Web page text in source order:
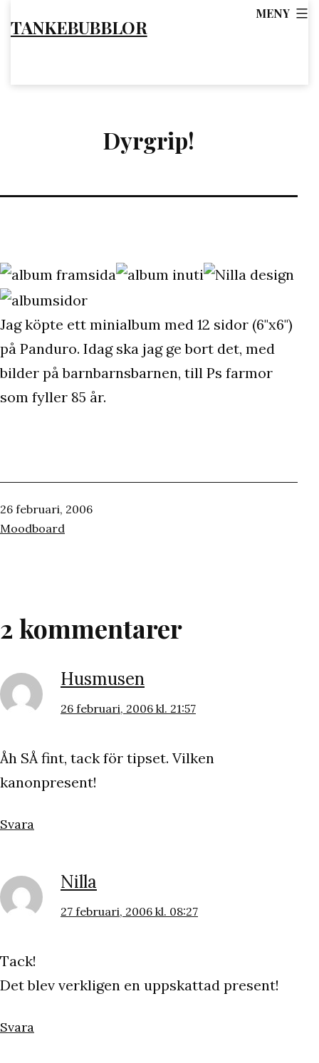
tillTANKEBUBBLOR
MENY
Dyrgrip!
Jag köpte ett minialbum med 12 sidor (6"x6")
på Panduro. Idag ska jag ge bort det, med
bilder på barnbarnsbarnen, till Ps farmor
som fyller 85 år.
Publicerat
den
26 februari, 2006
Kategoriserat
Moodboard
2 kommentarer
Husmusen
26 februari, 2006 kl. 21:57
Åh SÅ fint, tack för tipset. Vilken
kanonpresent!
Svara
Nilla
27 februari, 2006 kl. 08:27
Tack!
Det blev verkligen en uppskattad present!
Svara